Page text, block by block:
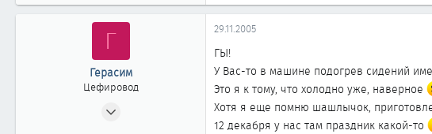
Г
Герасим
Цефировод
29.11.2005
ГЫ!
У Вас-то в машине подогрев сидений
Это я к тому, что холодно уже, наверное
Хотя я еще помню шашлычок,
12 декабря у нас там праздник какой-то